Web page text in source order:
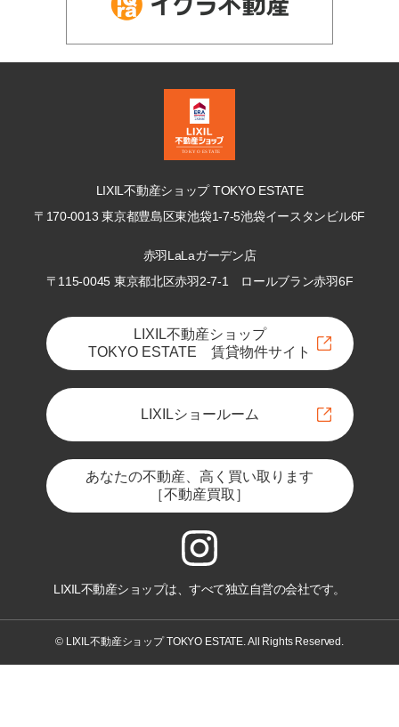
LIXIL不動産ショップ TOKYO ESTATE
〒170-0013 東京都豊島区東池袋1-7-5池袋イースタンビル6F
赤羽LaLaガーデン店
〒115-0045 東京都北区赤羽2-7-1
ロールブラン赤羽6F
LIXIL不動産ショップ
TOKYO ESTATE 賃貸物件サイト
LIXILショールーム
あなたの不動産、高く買い取ります
［不動産買取］
LIXIL不動産ショップは、すべて独立自営の会社です。
© LIXIL不動産ショップ TOKYO ESTATE. All Rights Reserved.